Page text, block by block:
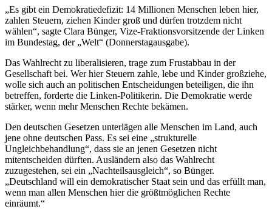
„Es gibt ein Demokratiedefizit: 14 Millionen Menschen leben hier,
zahlen Steuern, ziehen Kinder groß und dürfen trotzdem nicht
wählen“, sagte Clara Bünger, Vize-Fraktionsvorsitzende der Linken
im Bundestag, der „Welt“ (Donnerstagausgabe).
Das Wahlrecht zu liberalisieren, trage zum Frustabbau in der
Gesellschaft bei. Wer hier Steuern zahle, lebe und Kinder großziehe,
wolle sich auch an politischen Entscheidungen beteiligen, die ihn
betreffen, forderte die Linken-Politikerin. Die Demokratie werde
stärker, wenn mehr Menschen Rechte bekämen.
Den deutschen Gesetzen unterlägen alle Menschen im Land, auch
jene ohne deutschen Pass. Es sei eine „strukturelle
Ungleichbehandlung“, dass sie an jenen Gesetzen nicht
mitentscheiden dürften. Ausländern also das Wahlrecht
zuzugestehen, sei ein „Nachteilsausgleich“, so Bünger.
„Deutschland will ein demokratischer Staat sein und das erfüllt man,
wenn man allen Menschen hier die größtmöglichen Rechte
einräumt.“